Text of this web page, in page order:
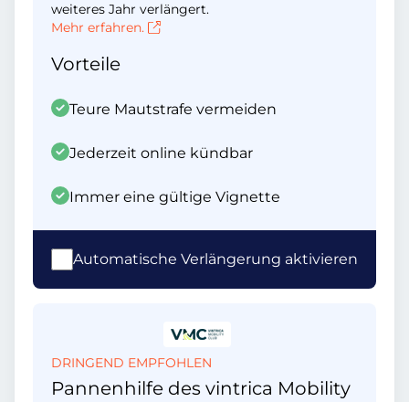
weiteres Jahr verlängert.
Mehr erfahren.
Vorteile
Teure Mautstrafe vermeiden
Jederzeit online kündbar
Immer eine gültige Vignette
Automatische Verlängerung aktivieren
DRINGEND EMPFOHLEN
Pannenhilfe des vintrica Mobility